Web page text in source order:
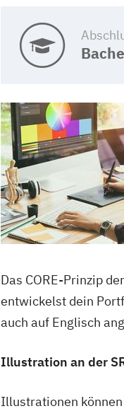
Das CORE-Prinzip
entwickelst dein
auch auf Englisch
Illustration an der
Illustrationen